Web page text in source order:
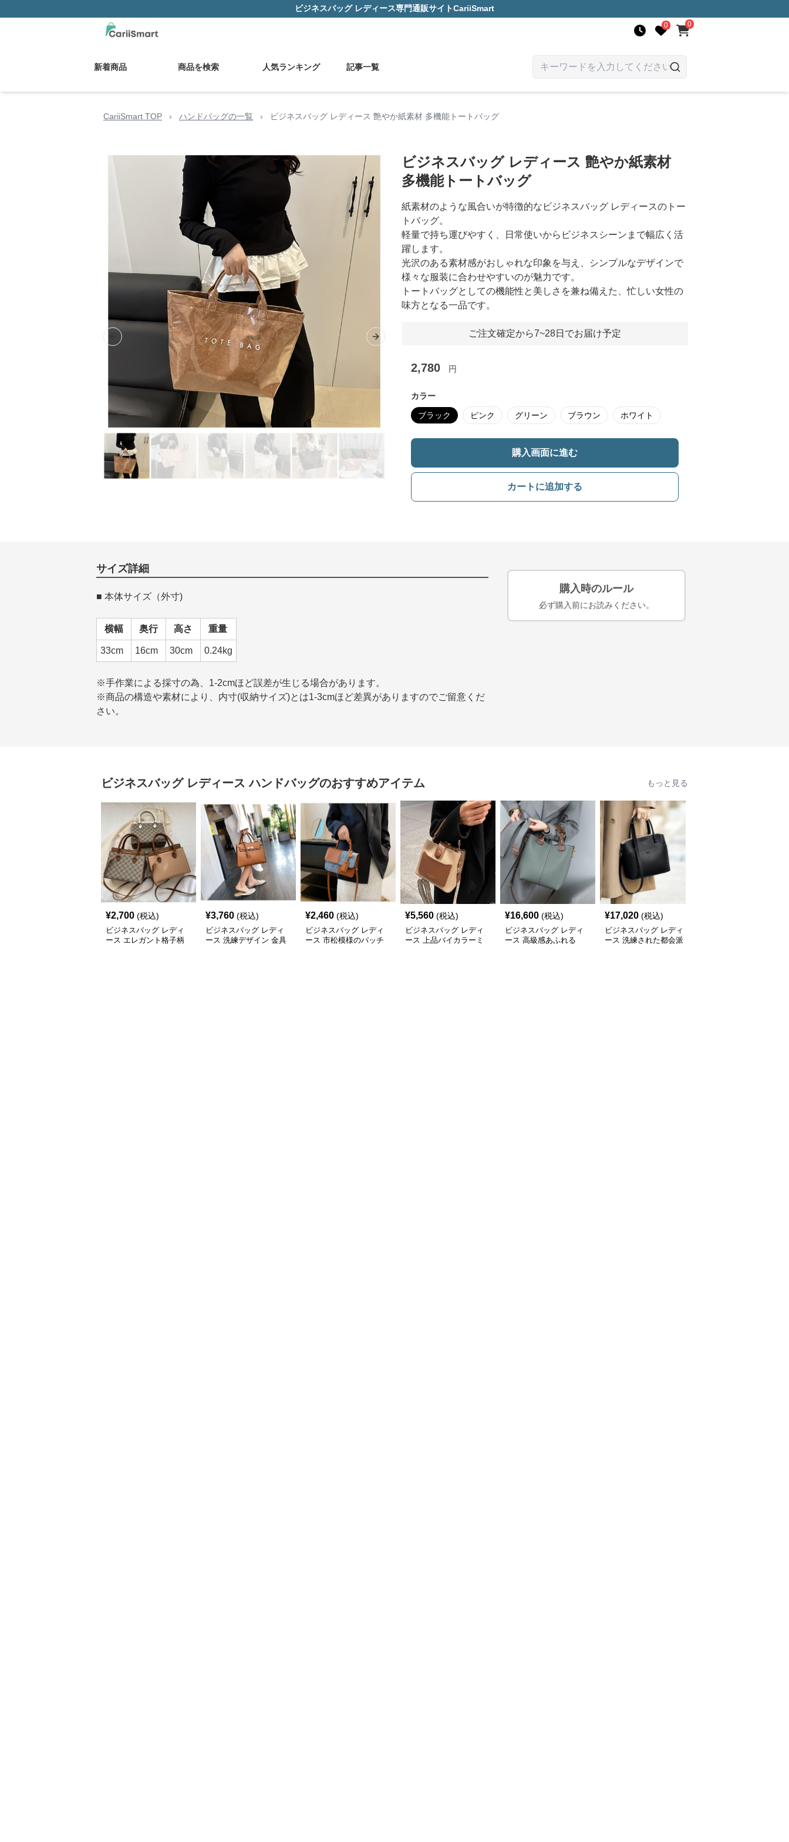
ビジネスバッグ レディース専門通販サイトCariiSmart
0 0
新着商品 商品を検索 人気ランキング 記事一覧
CariiSmart TOP › ハンドバッグの一覧 › ビジネスバッグ レディース 艶やか紙素材 多機能トートバッグ
Previous slide Next slide
ビジネスバッグ レディース 艶やか紙素材
多機能トートバッグ
紙素材のような風合いが特徴的なビジネスバッグ レディースのトー
トバッグ。
軽量で持ち運びやすく、日常使いからビジネスシーンまで幅広く活
躍します。
光沢のある素材感がおしゃれな印象を与え、シンプルなデザインで
様々な服装に合わせやすいのが魅力です。
トートバッグとしての機能性と美しさを兼ね備えた、忙しい女性の
味方となる一品です。
ご注文確定から7~28日でお届け予定
2,780 円
カラー
ブラック ピンク グリーン ブラウン ホワイト
購入画面に進む
カートに追加する
サイズ詳細
■ 本体サイズ（外寸)
横幅 奥行 高さ 重量
33cm 16cm 30cm 0.24kg
※手作業による採寸の為、1-2cmほど誤差が生じる場合があります。
※商品の構造や素材により、内寸(収納サイズ)とは1-3cmほど差異がありますのでご留意くだ
さい。
購入時のルール
必ず購入前にお読みください。
ビジネスバッグ レディース ハンドバッグのおすすめアイテム もっと見る
¥2,700 (税込)
ビジネスバッグ レディ
ース エレガント格子柄
¥3,760 (税込)
ビジネスバッグ レディ
ース 洗練デザイン 金具
¥2,460 (税込)
ビジネスバッグ レディ
ース 市松模様のパッチ
¥5,560 (税込)
ビジネスバッグ レディ
ース 上品バイカラーミ
¥16,600 (税込)
ビジネスバッグ レディ
ース 高級感あふれる
¥17,020 (税込)
ビジネスバッグ レディ
ース 洗練された都会派